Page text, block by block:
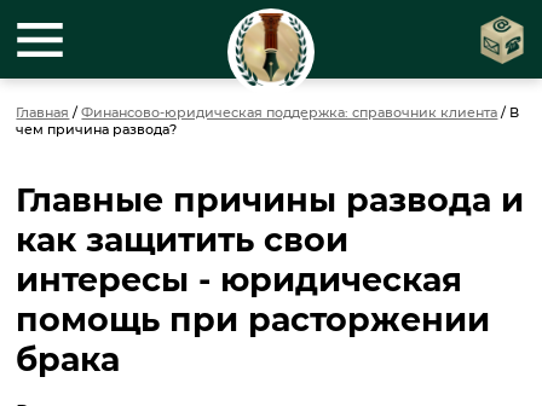
Главная /Финансово-юридическая поддержка: справочник клиента / В
чем причина развода?
Главные причины развода и
как защитить свои
интересы - юридическая
помощь при расторжении
брака